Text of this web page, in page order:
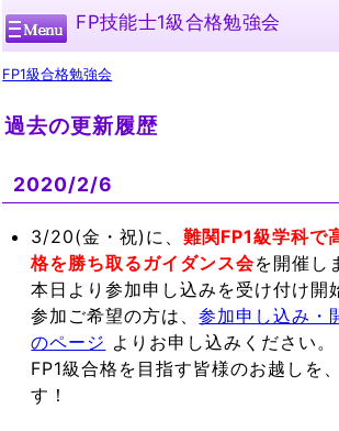
FP技能士1級合格勉強会
FP1級合格勉強会
過去の更新履歴
2020/2/6
3/20(金・祝)に、難関FP1級学科で
格を勝ち取るガイダンス会を開催し
本日より参加申し込みを受け付け開
参加ご希望の方は、参加申し込み・
のページ よりお申し込みください。
FP1級合格を目指す皆様のお越しを
す！